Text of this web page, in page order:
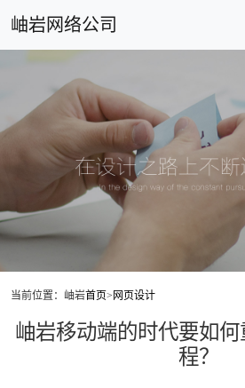
岫岩网络公司
当前位置：岫岩首页> 网页设计
岫岩移动端的时代要如
程？